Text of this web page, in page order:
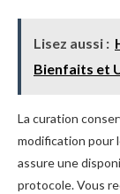
Lisez aussi :
Bienfaits et
La curation
modification pour
assure une
protocole. Vous